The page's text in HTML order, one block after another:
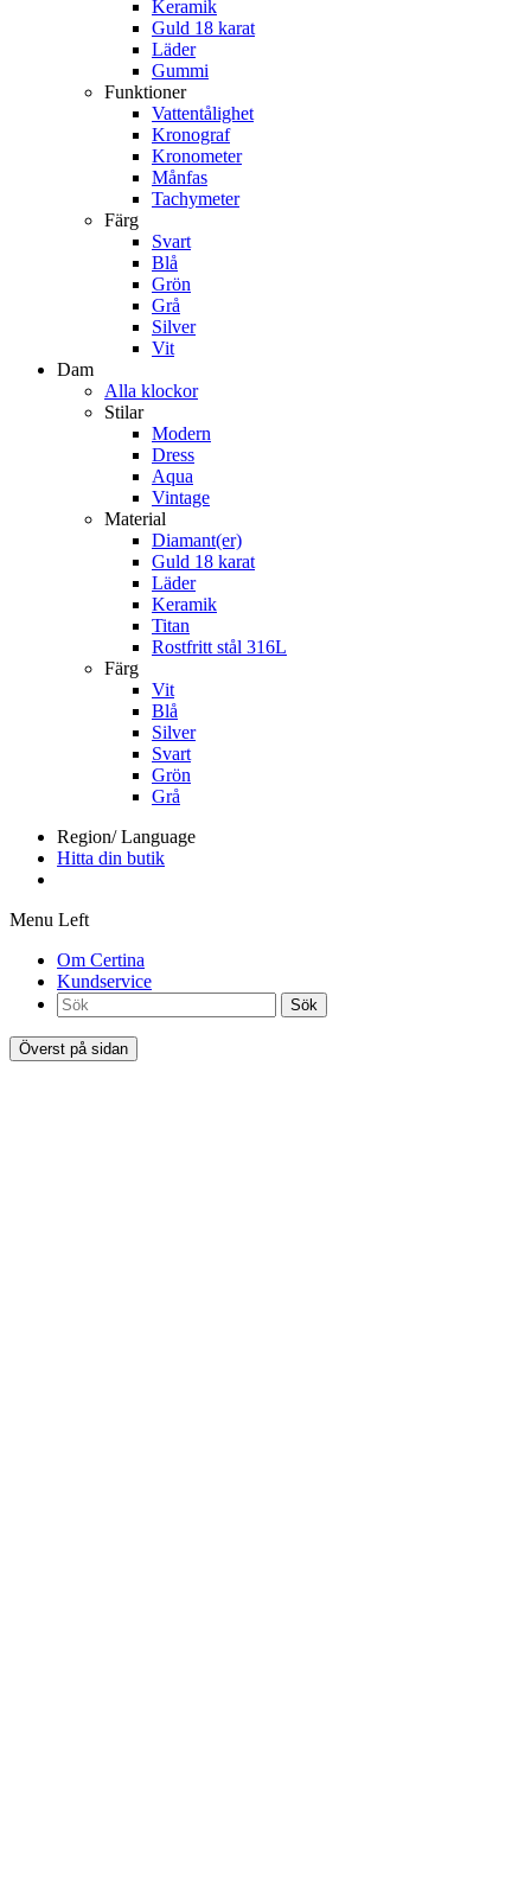
Keramik
Guld 18 karat
Läder
Gummi
Funktioner
Vattentålighet
Kronograf
Kronometer
Månfas
Tachymeter
Färg
Svart
Blå
Grön
Grå
Silver
Vit
Dam
Alla klockor
Stilar
Modern
Dress
Aqua
Vintage
Material
Diamant(er)
Guld 18 karat
Läder
Keramik
Titan
Rostfritt stål 316L
Färg
Vit
Blå
Silver
Svart
Grön
Grå
Region/ Language
Hitta din butik
Menu Left
Om Certina
Kundservice
Sök
Överst på sidan